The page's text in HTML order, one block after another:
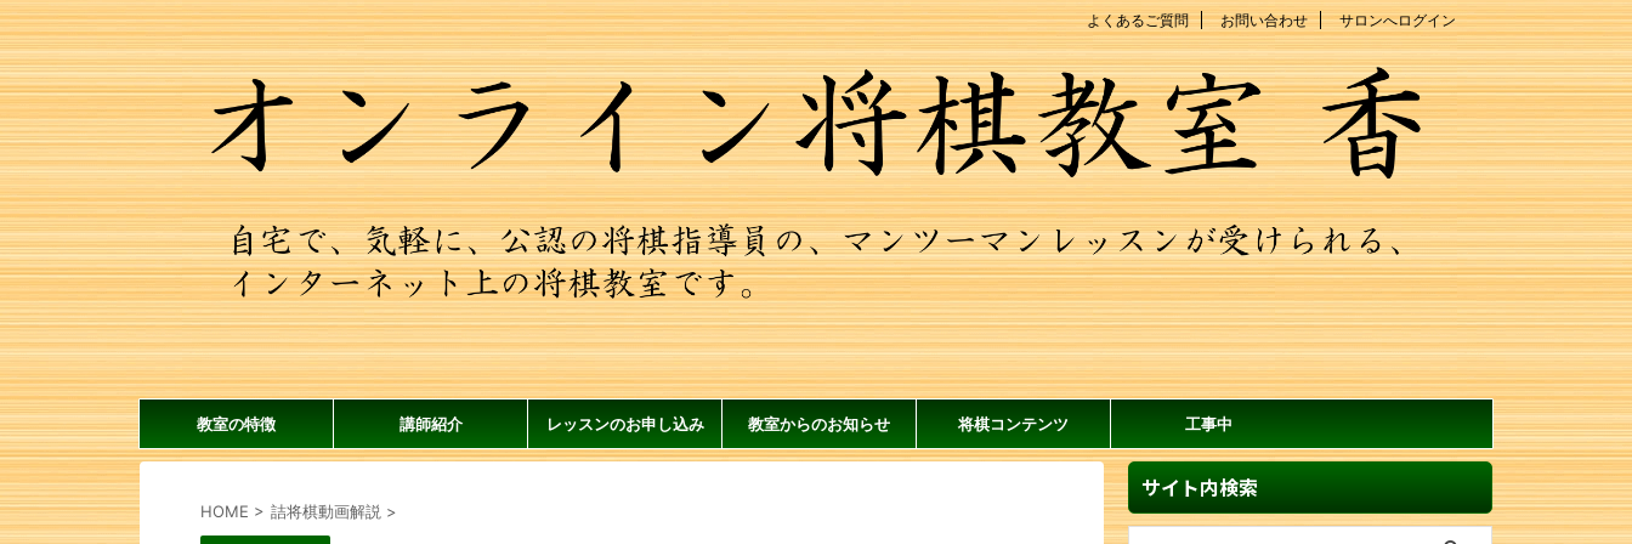
よくあるご質問 お問い合わせ サロンへログイン
教室の特徴 講師紹介 レッスンのお申し込み 教室からのお知らせ 将棋コンテンツ 工事中
HOME > 詰将棋動画解説 >
サイト内検索